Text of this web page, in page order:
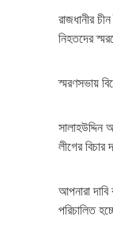
রাজধানীর
নিহতদের
স্মরণসভায়
লীগের বিচার
আপনারা
পরিচালিত